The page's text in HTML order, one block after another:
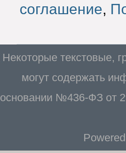
соглашение,
Некоторые текстовые,
могут содержать
основании №436-ФЗ от